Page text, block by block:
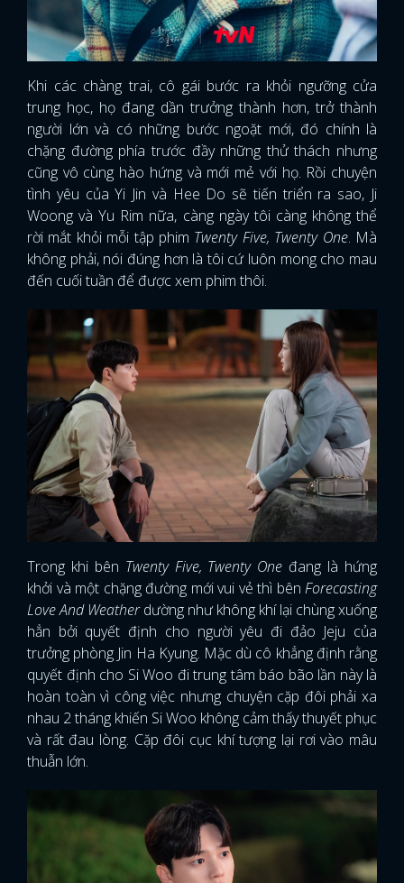
Khi các chàng trai, cô gái bước ra khỏi ngưỡng cửa
trung học, họ đang dần trưởng thành hơn, trở thành
người lớn và có những bước ngoặt mới, đó chính là
chặng đường phía trước đầy những thử thách nhưng
cũng vô cùng hào hứng và mới mẻ với họ. Rồi chuyện
tình yêu của Yi Jin và Hee Do sẽ tiến triển ra sao, Ji
Woong và Yu Rim nữa, càng ngày tôi càng không thể
rời mắt khỏi mỗi tập phim Twenty Five, Twenty One. Mà
không phải, nói đúng hơn là tôi cứ luôn mong cho mau
đến cuối tuần để được xem phim thôi.
Trong khi bên Twenty Five, Twenty One đang là hứng
khởi và một chặng đường mới vui vẻ thì bên Forecasting
Love And Weatherdường như không khí lại chùng xuống
hẳn bởi quyết định cho người yêu đi đảo Jeju của
trưởng phòng Jin Ha Kyung. Mặc dù cô khẳng định rằng
quyết định cho Si Woo đi trung tâm báo bão lần này là
hoàn toàn vì công việc nhưng chuyện cặp đôi phải xa
nhau 2 tháng khiến Si Woo không cảm thấy thuyết phục
và rất đau lòng. Cặp đôi cục khí tượng lại rơi vào mâu
thuẫn lớn.